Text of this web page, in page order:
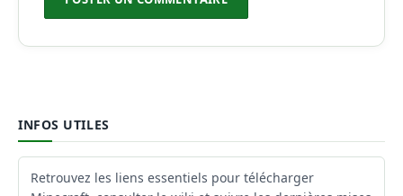
INFOS UTILES
Retrouvez les liens essentiels pour télécharger